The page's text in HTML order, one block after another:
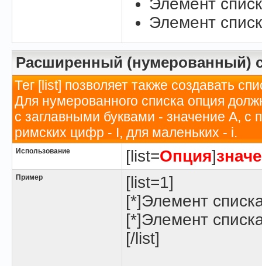
Элемент
Элемент
Расширенный (нумерованный)
Тег [list] позволяет также создавать
Для нумерованного списка опция
с заглавными буквами - значение A,
римских цифр - I, для маленьких - i.
Использование [list=Опция]
Пример
[list=1]
[*]Элемент
[*]Элемент
[/list]